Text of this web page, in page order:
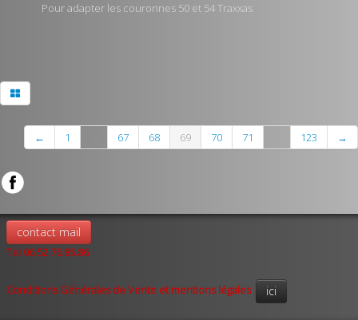
Pour adapter les couronnes 50 et 54 Traxxas
← 1 67 68 69 70 71 123 →
contact mail
Tel 06.52.76.85.86
Conditions Générales de Vente et mentions légales ici